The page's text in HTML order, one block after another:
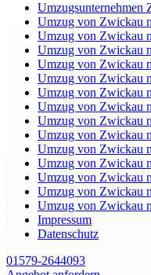
Umzugsunternehmen
Umzug von Zwickau
Umzug von Zwickau
Umzug von Zwickau
Umzug von Zwickau
Umzug von Zwickau
Umzug von Zwickau
Umzug von Zwickau
Umzug von Zwickau
Umzug von Zwickau
Umzug von Zwickau
Umzug von Zwickau
Umzug von Zwickau
Umzug von Zwickau
Umzug von Zwickau
Impressum
Datenschutz
01579-2644093